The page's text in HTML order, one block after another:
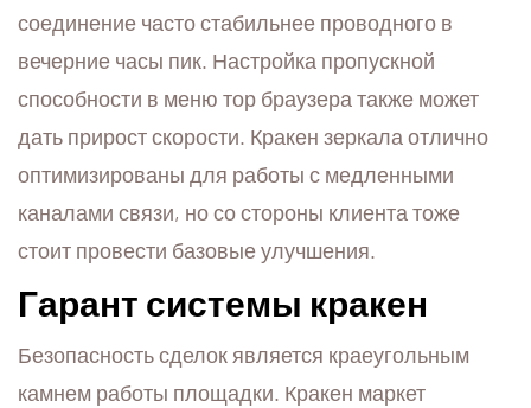
соединение часто стабильнее проводного в
вечерние часы пик. Настройка пропускной
способности в меню тор браузера также может
дать прирост скорости. Кракен зеркала отлично
оптимизированы для работы с медленными
каналами связи, но со стороны клиента тоже
стоит провести базовые улучшения.
Гарант системы кракен
Безопасность сделок является краеугольным
камнем работы площадки. Кракен маркет